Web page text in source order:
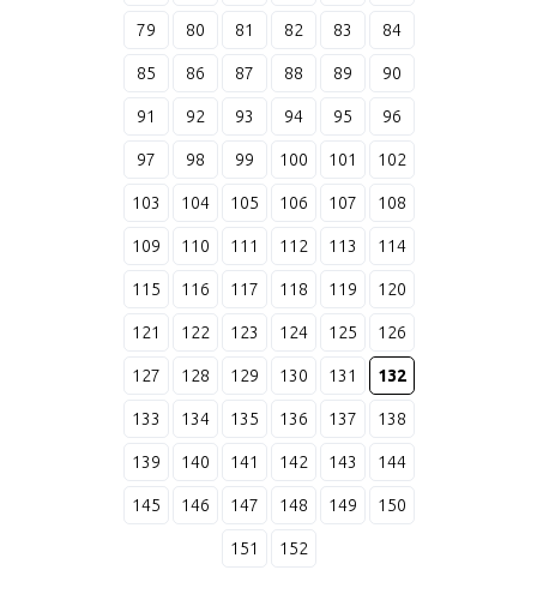
79 80 81 82 83 84
85 86 87 88 89 90
91 92 93 94 95 96
97 98 99 100 101 102
103 104 105 106 107 108
109 110 111 112 113 114
115 116 117 118 119 120
121 122 123 124 125 126
127 128 129 130 131 132
133 134 135 136 137 138
139 140 141 142 143 144
145 146 147 148 149 150
151 152